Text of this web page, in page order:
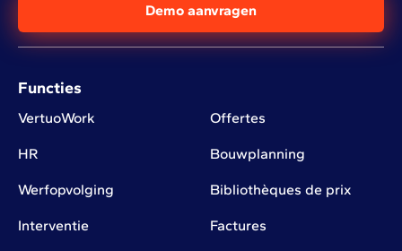
Demo aanvragen
Functies
VertuoWork Offertes
HR Bouwplanning
Werfopvolging Bibliothèques de prix
Interventie Factures